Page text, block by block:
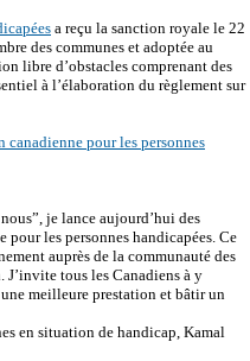
a reçu la sanction royale le 22
des communes et adoptée au
libre d’obstacles comprenant des
à l’élaboration du règlement sur
canadienne pour les personnes
je lance aujourd’hui des
les personnes handicapées. Ce
auprès de la communauté des
tous les Canadiens à y
meilleure prestation et bâtir un
en situation de handicap, Kamal